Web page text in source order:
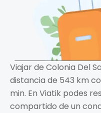
Viajar de Colonia Del
distancia de 543 km
min. En Viatik podes
compartido de un